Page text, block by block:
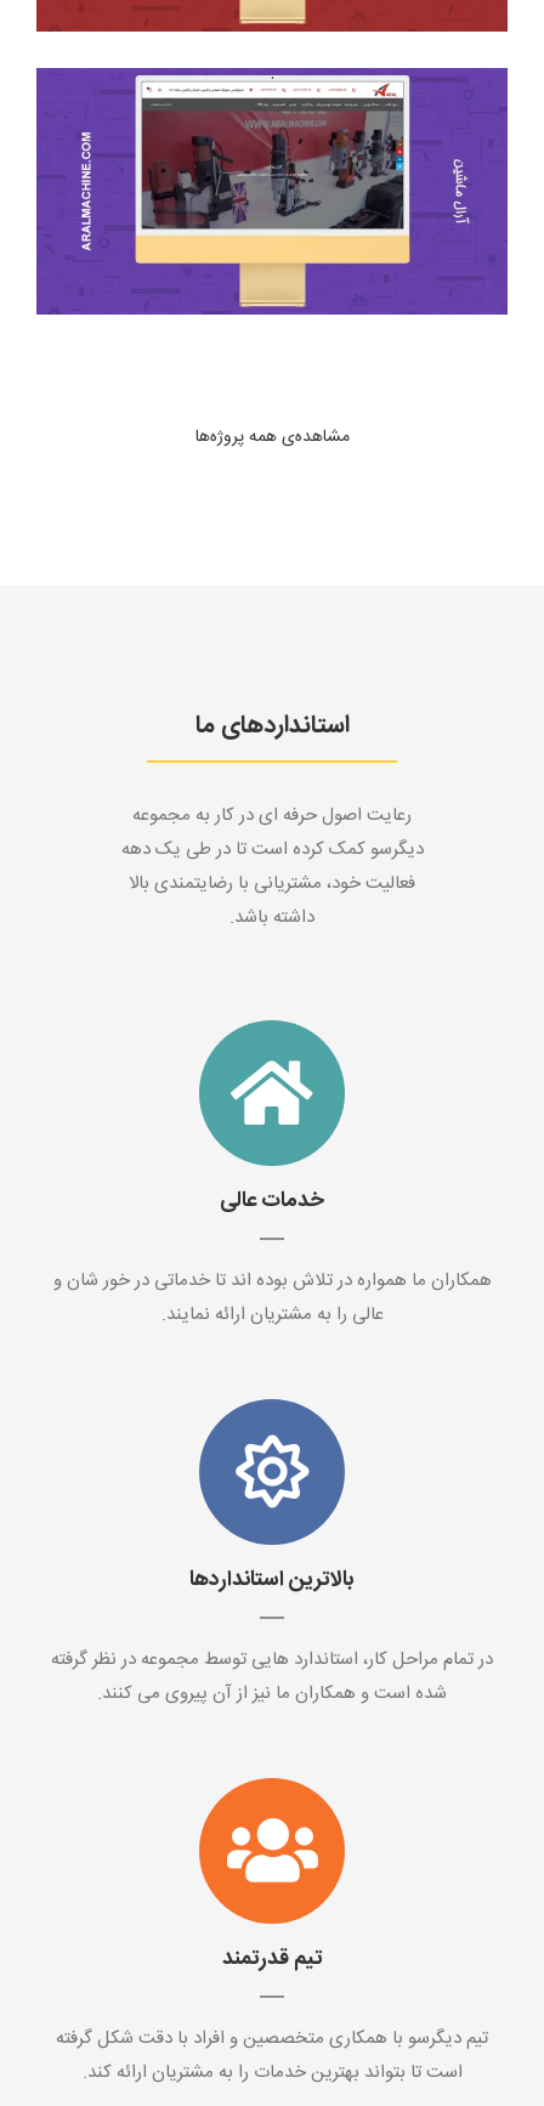
مشاهده‌ی همه پروژه‌ها
استانداردهای ما
رعایت اصول حرفه ای در کار به مجموعه
دیگرسو کمک کرده است تا در طی یک دهه
فعالیت خود، مشتریانی با رضایتمندی بالا
داشته باشد.
خدمات عالی
همکاران ما همواره در تلاش بوده اند تا خدماتی در خور شان و
عالی را به مشتریان ارائه نمایند.
بالاترین استانداردها
در تمام مراحل کار، استاندارد هایی توسط مجموعه در نظر گرفته
شده است و همکاران ما نیز از آن پیروی می کنند.
تیم قدرتمند
تیم دیگرسو با همکاری متخصصین و افراد با دقت شکل گرفته
است تا بتواند بهترین خدمات را به مشتریان ارائه کند.